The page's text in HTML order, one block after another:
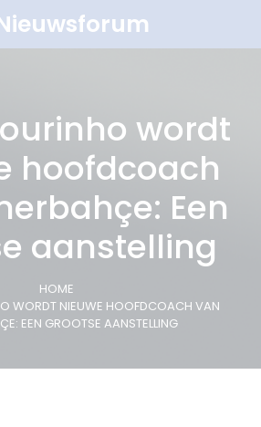
wordt
hoofdcoach
Een
aanstelling
HOME
WORDT NIEUWE HOOFDCOACH VAN
EEN GROOTSE AANSTELLING